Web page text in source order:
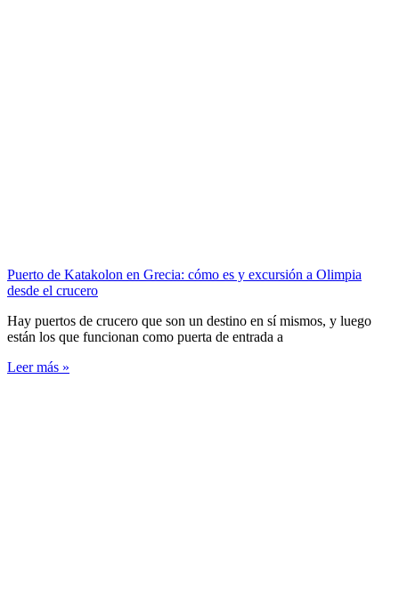
Puerto de Katakolon en Grecia: cómo es y excursión a Olimpia
desde el crucero
Hay puertos de crucero que son un destino en sí mismos, y luego
están los que funcionan como puerta de entrada a
Leer más »